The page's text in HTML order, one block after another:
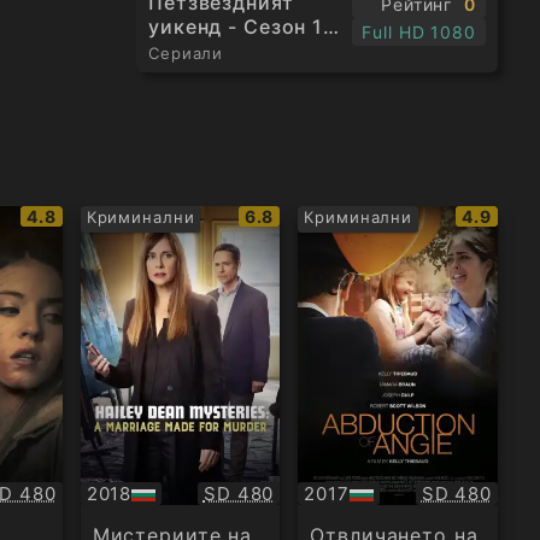
уикенд - Сезон 1
Епизод 3
Сериали
Рейтинг
0
Full HD 1080
IMDb
рейтинг:
4.8
480
Криминални
IMDb
рейтинг:
6.8
2018
БГ
аудио
Качество:
SD 480
Криминални
IMDb
4.9
2017
БГ
аудио
Качество:
SD 480